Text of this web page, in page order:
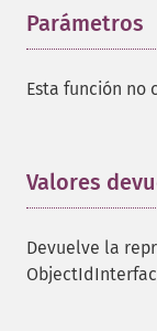
Parámetros
Esta función no
Valores
Devuelve la